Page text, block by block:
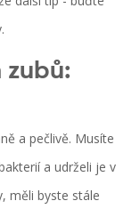
zubů:
a pečlivě. Musíte
a udrželi je v
měli byste stále